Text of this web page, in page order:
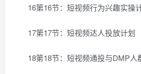
16第16节：短视频行为兴趣实操
17第17节：短视频达人投放计划
18第18节：短视频通投与DMP人